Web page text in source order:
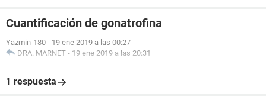
Cuantificación de gonatrofina
Yazmin-180 - 19 ene 2019 a las 00:27
DRA. MARNET - 19 ene 2019 a las 20:31
1 respuesta